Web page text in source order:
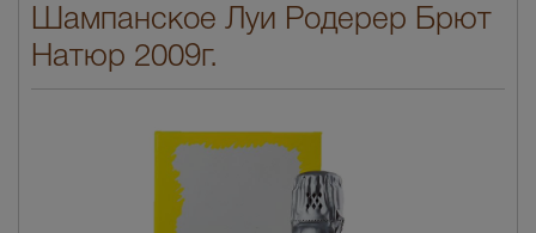
Шампанское Луи Родерер Брют
Натюр 2009г.